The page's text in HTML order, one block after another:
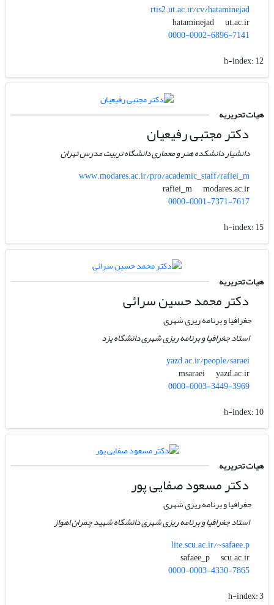
rtis2.ut.ac.ir/cv/hataminejad
hataminejad
ut.ac.ir
0000-0002-6896-7141
h-index:12
هیات تحریریه
دکتر مجتبی رفیعیان
دانشیار دانشکده هنر و معماری دانشگاه تربیت مدرس تهران
www.modares.ac.ir/pro/academic_staff/rafiei_m
rafiei_m
modares.ac.ir
0000-0001-7371-7617
h-index:15
هیات تحریریه
دکتر محمد حسین سرائی
جغرافیا و برنامه ریزی شهری
استاد جغرافیا و برنامه ریزی شهری دانشگاه یزد
yazd.ac.ir/people/saraei
msaraei
yazd.ac.ir
0000-0003-3449-3969
h-index:10
هیات تحریریه
دکتر مسعود صفایی پور
جغرافیا و برنامه ریزی شهری
استاد جغرافیا و برنامه ریزی شهری دانشگاه شهید چمران اهواز
lite.scu.ac.ir/~safaee.p
safaee_p
scu.ac.ir
0000-0003-4330-7865
h-index:3